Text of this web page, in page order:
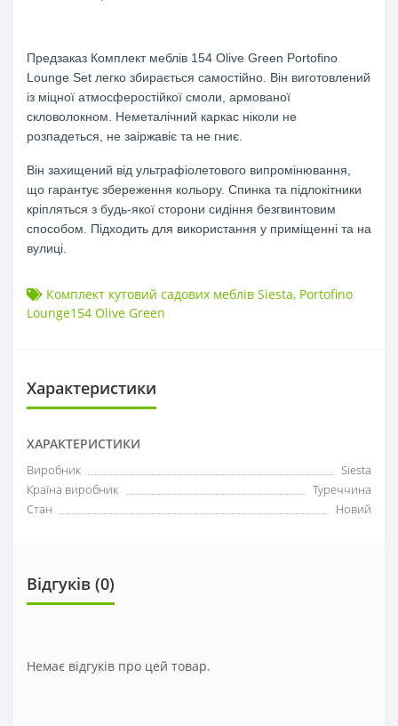
Предзаказ Комплект меблів 154 Olive Green Portofino
Lounge Set легко збирається самостійно. Він виготовлений
із міцної атмосферостійкої смоли, армованої
скловолокном. Неметалічний каркас ніколи не
розпадеться, не заіржавіє та не гниє.
Він захищений від ультрафіолетового випромінювання,
що гарантує збереження кольору. Спинка та підлокітники
кріпляться з будь-якої сторони сидіння безгвинтовим
способом. Підходить для використання у приміщенні та на
вулиці.
Комплект кутовий садових меблів Siesta, Portofino
Lounge154 Olive Green
Характеристики
ХАРАКТЕРИСТИКИ
Виробник
Siesta
Країна виробник
Туреччина
Стан
Новий
Відгуків (0)
Немає відгуків про цей товар.